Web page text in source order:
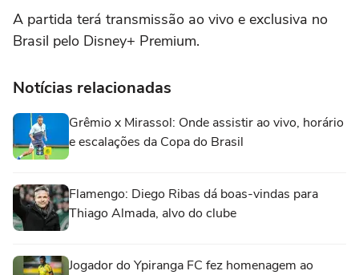
A partida terá transmissão ao vivo e exclusiva no
Brasil pelo Disney+ Premium.
Notícias relacionadas
Grêmio x Mirassol: Onde assistir ao vivo, horário
e escalações da Copa do Brasil
Flamengo: Diego Ribas dá boas-vindas para
Thiago Almada, alvo do clube
Jogador do Ypiranga FC fez homenagem ao